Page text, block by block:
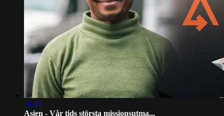
58:44
Asien - Vår tids största missionsutma...